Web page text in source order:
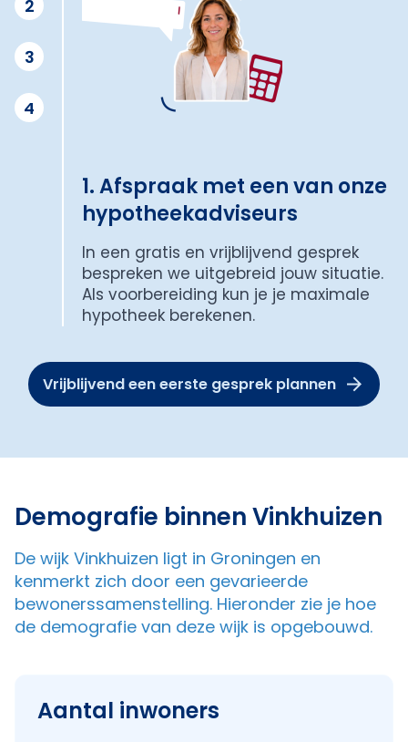
2
3
4
1. Afspraak met een van onze
hypotheekadviseurs
In een gratis en vrijblijvend gesprek
bespreken we uitgebreid jouw situatie.
Als voorbereiding kun je je maximale
hypotheek berekenen.
Vrijblijvend een eerste gesprek plannen
Demografie binnen Vinkhuizen
De wijk Vinkhuizen ligt in Groningen en
kenmerkt zich door een gevarieerde
bewonerssamenstelling. Hieronder zie je hoe
de demografie van deze wijk is opgebouwd.
Aantal inwoners